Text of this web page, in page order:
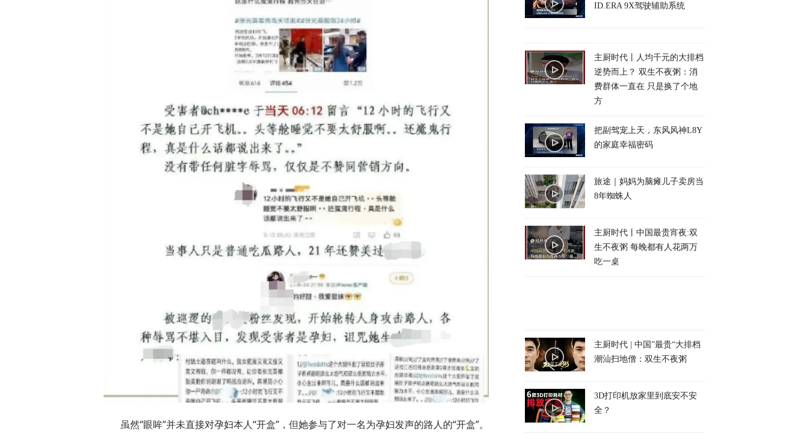
虽然“眼眸”并未直接对孕妇本人“开盒”，但她参与了对一名为孕妇发声的路人的“开盒”。
ID.ERA 9X驾驶辅助系统
主厨时代丨人均千元的大排档
逆势而上？ 双生不夜粥：消
费群体一直在 只是换了个地
方
把副驾宠上天，东风风神L8Y
的家庭幸福密码
旅途｜妈妈为脑瘫儿子卖房当
8年蜘蛛人
主厨时代丨中国最贵宵夜:双
生不夜粥 每晚都有人花两万
吃一桌
主厨时代 | 中国”最贵“大排档
潮汕扫地僧：双生不夜粥
3D打印机放家里到底安不安
全？